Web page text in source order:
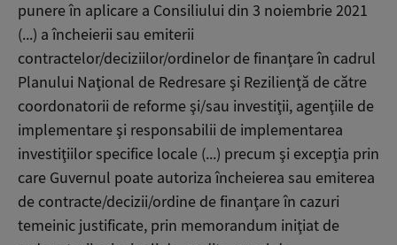
punere în aplicare a Consiliului din 3 noiembrie 2021
(...) a încheierii sau emiterii
contractelor/deciziilor/ordinelor de finanţare în cadrul
Planului Naţional de Redresare şi Rezilienţă de către
coordonatorii de reforme şi/sau investiţii, agenţiile de
implementare şi responsabilii de implementarea
investiţiilor specifice locale (...) precum şi excepţia prin
care Guvernul poate autoriza încheierea sau emiterea
de contracte/decizii/ordine de finanţare în cazuri
temeinic justificate, prin memorandum iniţiat de